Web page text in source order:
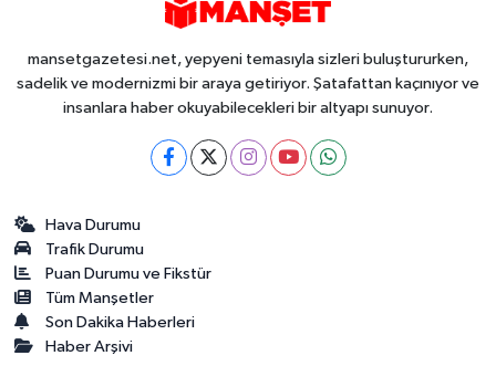
mansetgazetesi.net, yepyeni temasıyla sizleri buluştururken,
sadelik ve modernizmi bir araya getiriyor. Şatafattan kaçınıyor ve
insanlara haber okuyabilecekleri bir altyapı sunuyor.
Hava Durumu
Trafik Durumu
Puan Durumu ve Fikstür
Tüm Manşetler
Son Dakika Haberleri
Haber Arşivi